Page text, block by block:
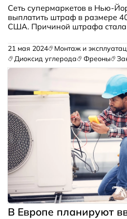
Сеть супермаркетов в Нью-
выплатить штраф в размере
США. Причиной штрафа стала
21 мая 2024 Монтаж и
Диоксид углерода
Фреоны
В Европе планируют